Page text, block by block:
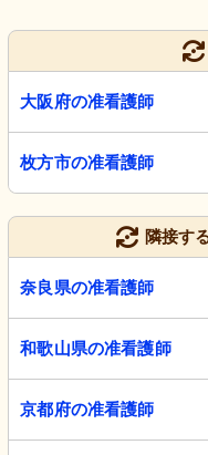
大阪府の准看護師
枚方市の准看護師
隣接す
奈良県の准看護師
和歌山県の准看護師
京都府の准看護師